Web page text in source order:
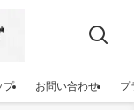
プ お問い合わせ プ